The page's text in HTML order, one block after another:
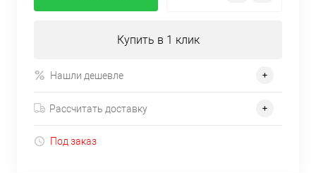
Купить в 1 клик
Нашли дешевле
Рассчитать доставку
Под заказ